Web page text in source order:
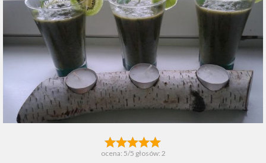
ocena: 5/5 głosów: 2